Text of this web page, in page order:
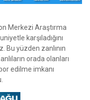
Merkezi Araştırma
karşıladığını
Bu yüzden zanlının
orada olanları
edilme imkanı